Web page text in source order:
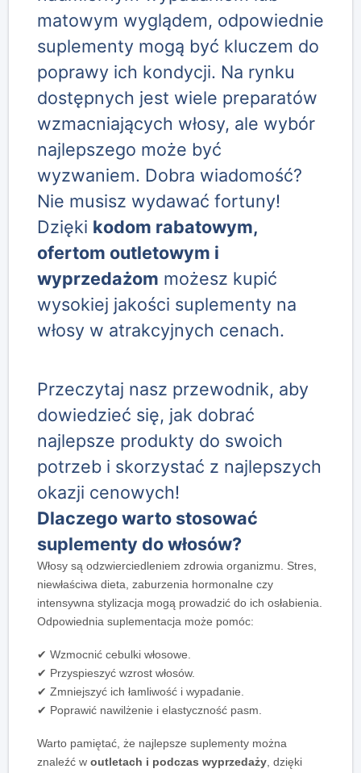
matowym wyglądem, odpowiednie
suplementy mogą być kluczem do
poprawy ich kondycji. Na rynku
dostępnych jest wiele preparatów
wzmacniających włosy, ale wybór
najlepszego może być
wyzwaniem. Dobra wiadomość?
Nie musisz wydawać fortuny!
Dzięki kodom rabatowym,
ofertom outletowym i
wyprzedażom możesz kupić
wysokiej jakości suplementy na
włosy w atrakcyjnych cenach.
Przeczytaj nasz przewodnik, aby
dowiedzieć się, jak dobrać
najlepsze produkty do swoich
potrzeb i skorzystać z najlepszych
okazji cenowych!
Dlaczego warto stosować
suplementy do włosów?
Włosy są odzwierciedleniem zdrowia organizmu. Stres,
niewłaściwa dieta, zaburzenia hormonalne czy
intensywna stylizacja mogą prowadzić do ich osłabienia.
Odpowiednia suplementacja może pomóc:
✔ Wzmocnić cebulki włosowe.
✔ Przyspieszyć wzrost włosów.
✔ Zmniejszyć ich łamliwość i wypadanie.
✔ Poprawić nawilżenie i elastyczność pasm.
Warto pamiętać, że najlepsze suplementy można
znaleźć w outletach i podczas wyprzedaży , dzięki